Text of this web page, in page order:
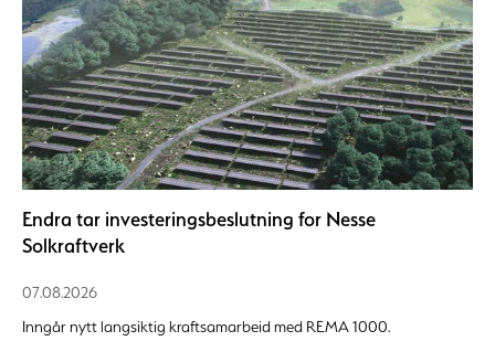
Endra tar investeringsbeslutning for Nesse
Solkraftverk
07.08.2026
Inngår nytt langsiktig kraftsamarbeid med REMA 1000.